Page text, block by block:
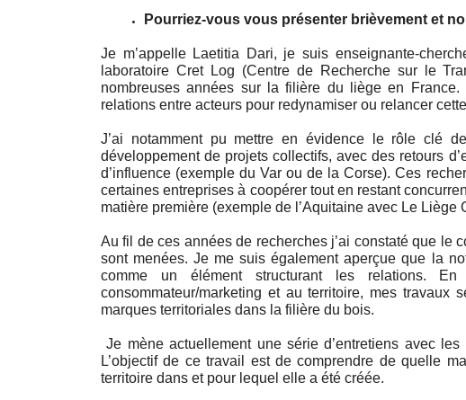
Pourriez-vous vous présenter brièvement et
Je m’appelle Laetitia Dari, je suis enseignante-
laboratoire Cret Log (Centre de Recherche sur le
nombreuses années sur la filière du liège en
relations entre acteurs pour redynamiser ou relancer
J’ai notamment pu mettre en évidence le rôle clé
développement de projets collectifs, avec des retours
d’influence (exemple du Var ou de la Corse). Ces
certaines entreprises à coopérer tout en restant
matière première (exemple de l’Aquitaine avec Le Liège
Au fil de ces années de recherches j’ai constaté que le
sont menées. Je me suis également aperçue que la
comme un élément structurant les relations.
consommateur/marketing et au territoire, mes travaux
marques territoriales dans la filière du bois.
Je mène actuellement une série d’entretiens avec les représentants de ces marques et leurs adhérents.
L’objectif de ce travail est de comprendre de quelle
territoire dans et pour lequel elle a été créée.